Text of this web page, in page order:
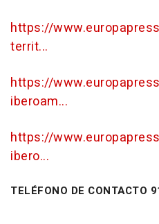
https://
territ...
https://
iberoam...
https://
ibero...
TELÉFONO DE CONTACTO